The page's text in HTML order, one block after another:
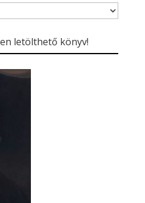
letölthető könyv!